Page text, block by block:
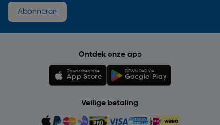
Abonneren
Ontdek onze app
Downloaden in de
App Store
DOWNLOAD VIA
Google Play
Veilige betaling